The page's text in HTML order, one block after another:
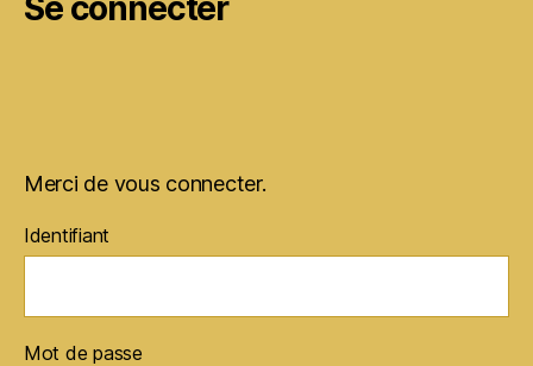
Merci de vous connecter.
Identifiant
Mot de passe